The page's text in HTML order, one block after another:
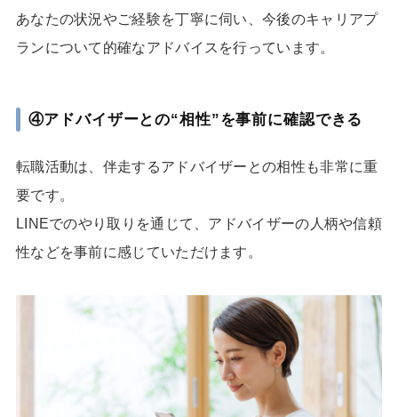
あなたの状況やご経験を丁寧に伺い、今後のキャリアプ
ランについて的確なアドバイスを行っています。
④アドバイザーとの“相性”を事前に確認できる
転職活動は、伴走するアドバイザーとの相性も非常に重
要です。
LINEでのやり取りを通じて、アドバイザーの人柄や信頼
性などを事前に感じていただけます。